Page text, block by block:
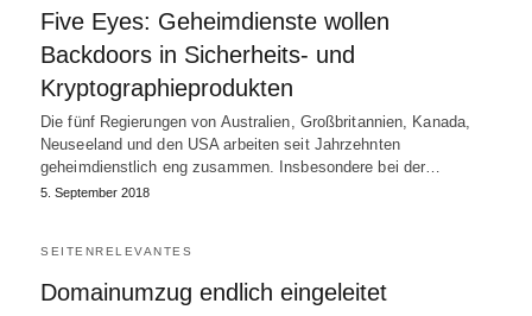
Five Eyes: Geheimdienste wollen
Backdoors in Sicherheits- und
Kryptographieprodukten
Die fünf Regierungen von Australien, Großbritannien, Kanada,
Neuseeland und den USA arbeiten seit Jahrzehnten
geheimdienstlich eng zusammen. Insbesondere bei der…
5. September 2018
SEITENRELEVANTES
Domainumzug endlich eingeleitet